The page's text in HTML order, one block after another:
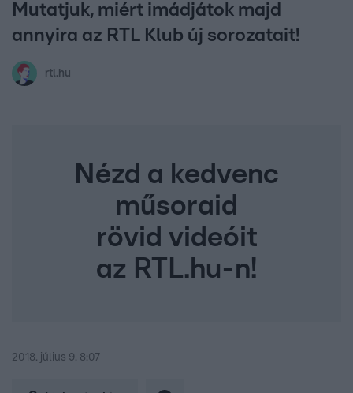
Mutatjuk, miért imádjátok majd
annyira az RTL Klub új sorozatait!
rtl.hu
Nézd a kedvenc
műsoraid
rövid videóit
az RTL.hu-n!
2018. július 9. 8:07